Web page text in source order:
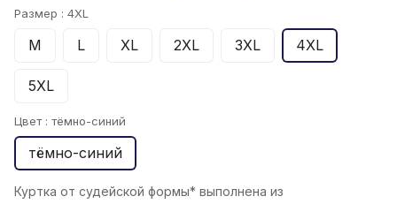
Размер : 4XL
M L XL 2XL 3XL 4XL
5XL
Цвет : тёмно-синий
тёмно-синий
Куртка от судейской формы* выполнена из